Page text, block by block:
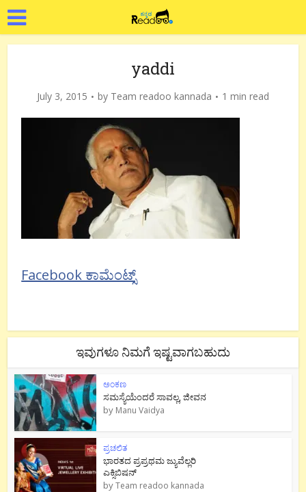
yaddi
July 3, 2015 by Team readoo kannada 1 min read
Facebook ಕಾಮೆಂಟ್ಸ್
ಇವುಗಳೂ ನಿಮಗೆ ಇಷ್ಟವಾಗಬಹುದು
ಅಂಕಣ
ಸಮಸ್ಯೆಯೆಂದರೆ ಸಾವಲ್ಲ, ಜೀವನ
by Manu Vaidya
ಪ್ರಚಲಿತ
ಭಾರತದ ಪ್ರಪ್ರಥಮ ಜ್ಯುವೆಲ್ಲರಿ
ಎಕ್ಸಿಬಿಷನ್
byTeam readoo kannada